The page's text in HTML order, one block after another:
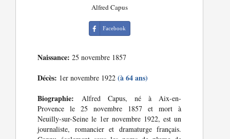
Alfred Capus
Facebook
Naissance: 25 novembre 1857
Décès: 1er novembre 1922(à 64 ans)
Biographie: Alfred Capus, né à Aix-en-
Provence le 25 novembre 1857 et mort à
Neuilly-sur-Seine le 1er novembre 1922, est un
journaliste, romancier et dramaturge français.